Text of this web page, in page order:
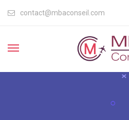
contact@mbaconseil.com